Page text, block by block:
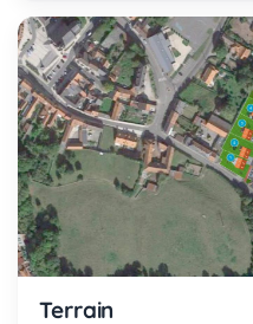
Terrain